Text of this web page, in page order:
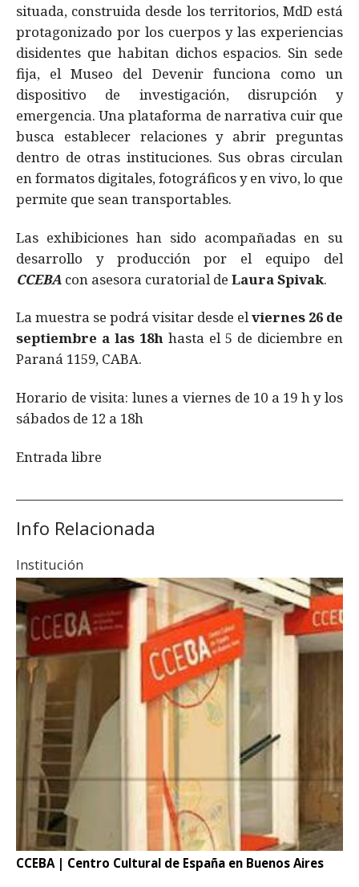
situada, construida desde los territorios, MdD está
protagonizado por los cuerpos y las experiencias
disidentes que habitan dichos espacios. Sin sede
fija, el Museo del Devenir funciona como un
dispositivo de investigación, disrupción y
emergencia. Una plataforma de narrativa cuir que
busca establecer relaciones y abrir preguntas
dentro de otras instituciones. Sus obras circulan
en formatos digitales, fotográficos y en vivo, lo que
permite que sean transportables.
Las exhibiciones han sido acompañadas en su
desarrollo y producción por el equipo del
CCEBA con asesora curatorial de Laura Spivak.
La muestra se podrá visitar desde elviernes 26 de
septiembre a las 18h hasta el 5 de diciembre en
Paraná 1159, CABA.
Horario de visita: lunes a viernes de 10 a 19 h y los
sábados de 12 a 18h
Entrada libre
Info Relacionada
Institución
CCEBA | Centro Cultural de España en Buenos Aires